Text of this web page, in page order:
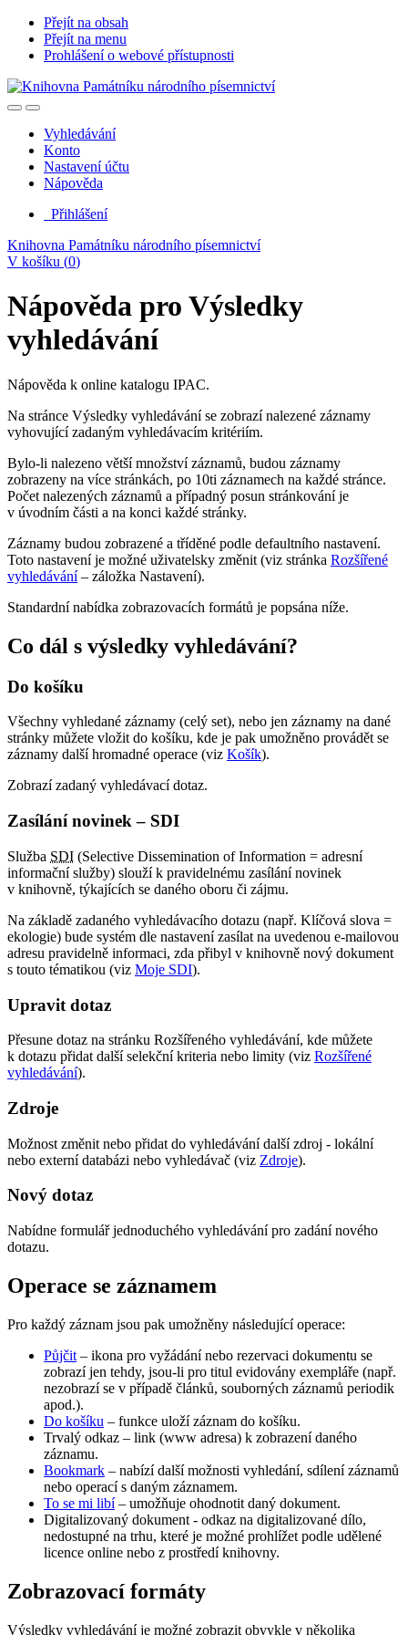
Přejít na obsah
Přejít na menu
Prohlášení o webové přístupnosti
Vyhledávání
Konto
Nastavení účtu
Nápověda
Přihlášení
Knihovna Památníku národního písemnictví
V košíku (0)
Nápověda pro Výsledky
vyhledávání
Nápověda k online katalogu IPAC.
Na stránce Výsledky vyhledávání se zobrazí nalezené záznamy
vyhovující zadaným vyhledávacím kritériím.
Bylo-li nalezeno větší množství záznamů, budou záznamy
zobrazeny na více stránkách, po 10ti záznamech na každé stránce.
Počet nalezených záznamů a případný posun stránkování je
v úvodním části a na konci každé stránky.
Záznamy budou zobrazené a tříděné podle defaultního nastavení.
Toto nastavení je možné uživatelsky změnit (viz stránka Rozšířené
vyhledávání– záložka Nastavení).
Standardní nabídka zobrazovacích formátů je popsána níže.
Co dál s výsledky vyhledávání?
Do košíku
Všechny vyhledané záznamy (celý set), nebo jen záznamy na dané
stránky můžete vložit do košíku, kde je pak umožněno provádět se
záznamy další hromadné operace (viz Košík).
Zobrazí zadaný vyhledávací dotaz.
Zasílání novinek – SDI
Služba SDI (Selective Dissemination of Information = adresní
informační služby) slouží k pravidelnému zasílání novinek
v knihovně, týkajících se daného oboru či zájmu.
Na základě zadaného vyhledávacího dotazu (např. Klíčová slova =
ekologie) bude systém dle nastavení zasílat na uvedenou e-mailovou
adresu pravidelně informaci, zda přibyl v knihovně nový dokument
s touto tématikou (viz Moje SDI).
Upravit dotaz
Přesune dotaz na stránku Rozšířeného vyhledávání, kde můžete
k dotazu přidat další selekční kriteria nebo limity (viz Rozšířené
vyhledávání).
Zdroje
Možnost změnit nebo přidat do vyhledávání další zdroj - lokální
nebo externí databázi nebo vyhledávač (viz Zdroje).
Nový dotaz
Nabídne formulář jednoduchého vyhledávání pro zadání nového
dotazu.
Operace se záznamem
Pro každý záznam jsou pak umožněny následující operace:
Půjčit – ikona pro vyžádání nebo rezervaci dokumentu se
zobrazí jen tehdy, jsou-li pro titul evidovány exempláře (např.
nezobrazí se v případě článků, souborných záznamů periodik
apod.).
Do košíku – funkce uloží záznam do košíku.
Trvalý odkaz – link (www adresa) k zobrazení daného
záznamu.
Bookmark – nabízí další možnosti vyhledání, sdílení záznamů
nebo operací s daným záznamem.
To se mi libí– umožňuje ohodnotit daný dokument.
Digitalizovaný dokument - odkaz na digitalizované dílo,
nedostupné na trhu, které je možné prohlížet podle udělené
licence online nebo z prostředí knihovny.
Zobrazovací formáty
Výsledky vyhledávání je možné zobrazit obvykle v několika